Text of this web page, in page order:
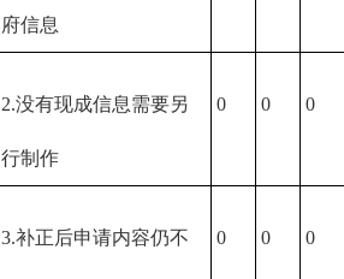
府信息
2.没有现成信息需要另
行制作
0 0 0
3.补正后申请内容仍不 0 0 0